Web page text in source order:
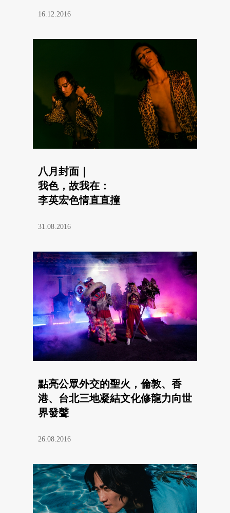
16.12.2016
八月封面｜
我色，故我在：
李英宏色情直直撞
31.08.2016
點亮公眾外交的聖火，倫敦、香
港、台北三地凝結文化修龍力向世
界發聲
26.08.2016